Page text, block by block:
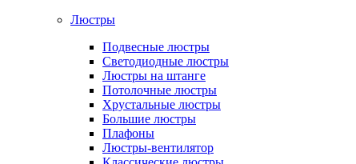
Люстры
Подвесные люстры
Светодиодные люстры
Люстры на штанге
Потолочные люстры
Хрустальные люстры
Большие люстры
Плафоны
Люстры-вентилятор